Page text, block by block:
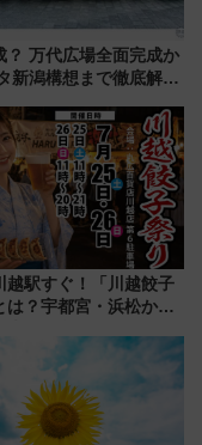
？ 万代広場全面完成か
新潟構想まで徹底解
越駅すぐ！「川越餃子
は？宇都宮・浜松から
べ【7月25日・26日開